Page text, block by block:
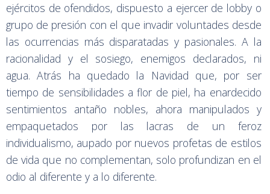
ejércitos de ofendidos, dispuesto a ejercer de lobby o
grupo de presión con el que invadir voluntades desde
las ocurrencias más disparatadas y pasionales. A la
racionalidad y el sosiego, enemigos declarados, ni
agua. Atrás ha quedado la Navidad que, por ser
tiempo de sensibilidades a flor de piel, ha enardecido
sentimientos antaño nobles, ahora manipulados y
empaquetados por las lacras de un feroz
individualismo, aupado por nuevos profetas de estilos
de vida que no complementan, solo profundizan en el
odio al diferente y a lo diferente.